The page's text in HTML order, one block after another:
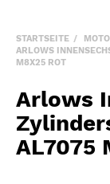
STARTSEITE
ARLOWS
M8X25 ROT
Arlows
AL7075